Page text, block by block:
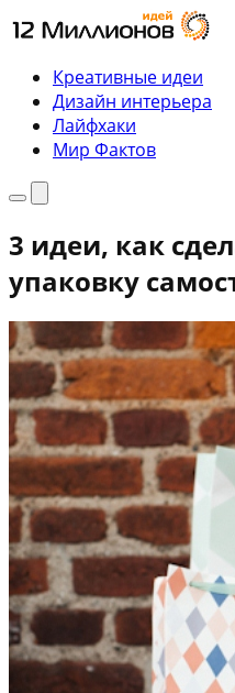
Перейти
к
содержимому
Креативные идеи
Дизайн интерьера
Лайфхаки
Мир Фактов
МенюПоиск
3 идеи, как
упаковку